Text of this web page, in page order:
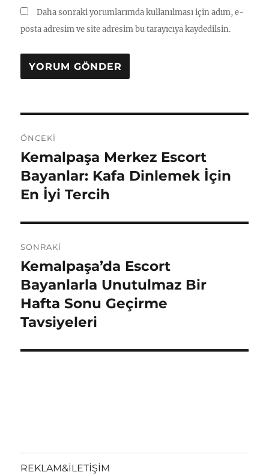
Daha sonraki yorumlarımda kullanılması için adım, e-
posta adresim ve site adresim bu tarayıcıya kaydedilsin.
gezinmesi
ÖNCEKI
Önceki
yazı:
Kemalpaşa Merkez Escort
Bayanlar: Kafa Dinlemek İçin
En İyi Tercih
SONRAKI
Sonraki
yazı:
Kemalpaşa’da Escort
Bayanlarla Unutulmaz Bir
Hafta Sonu Geçirme
Tavsiyeleri
REKLAM&İLETİŞİM